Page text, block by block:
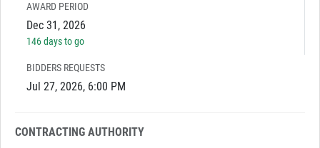
AWARD PERIOD
Dec 31, 2026
146 days to go
BIDDERS REQUESTS
Jul 27, 2026, 6:00 PM
CONTRACTING AUTHORITY